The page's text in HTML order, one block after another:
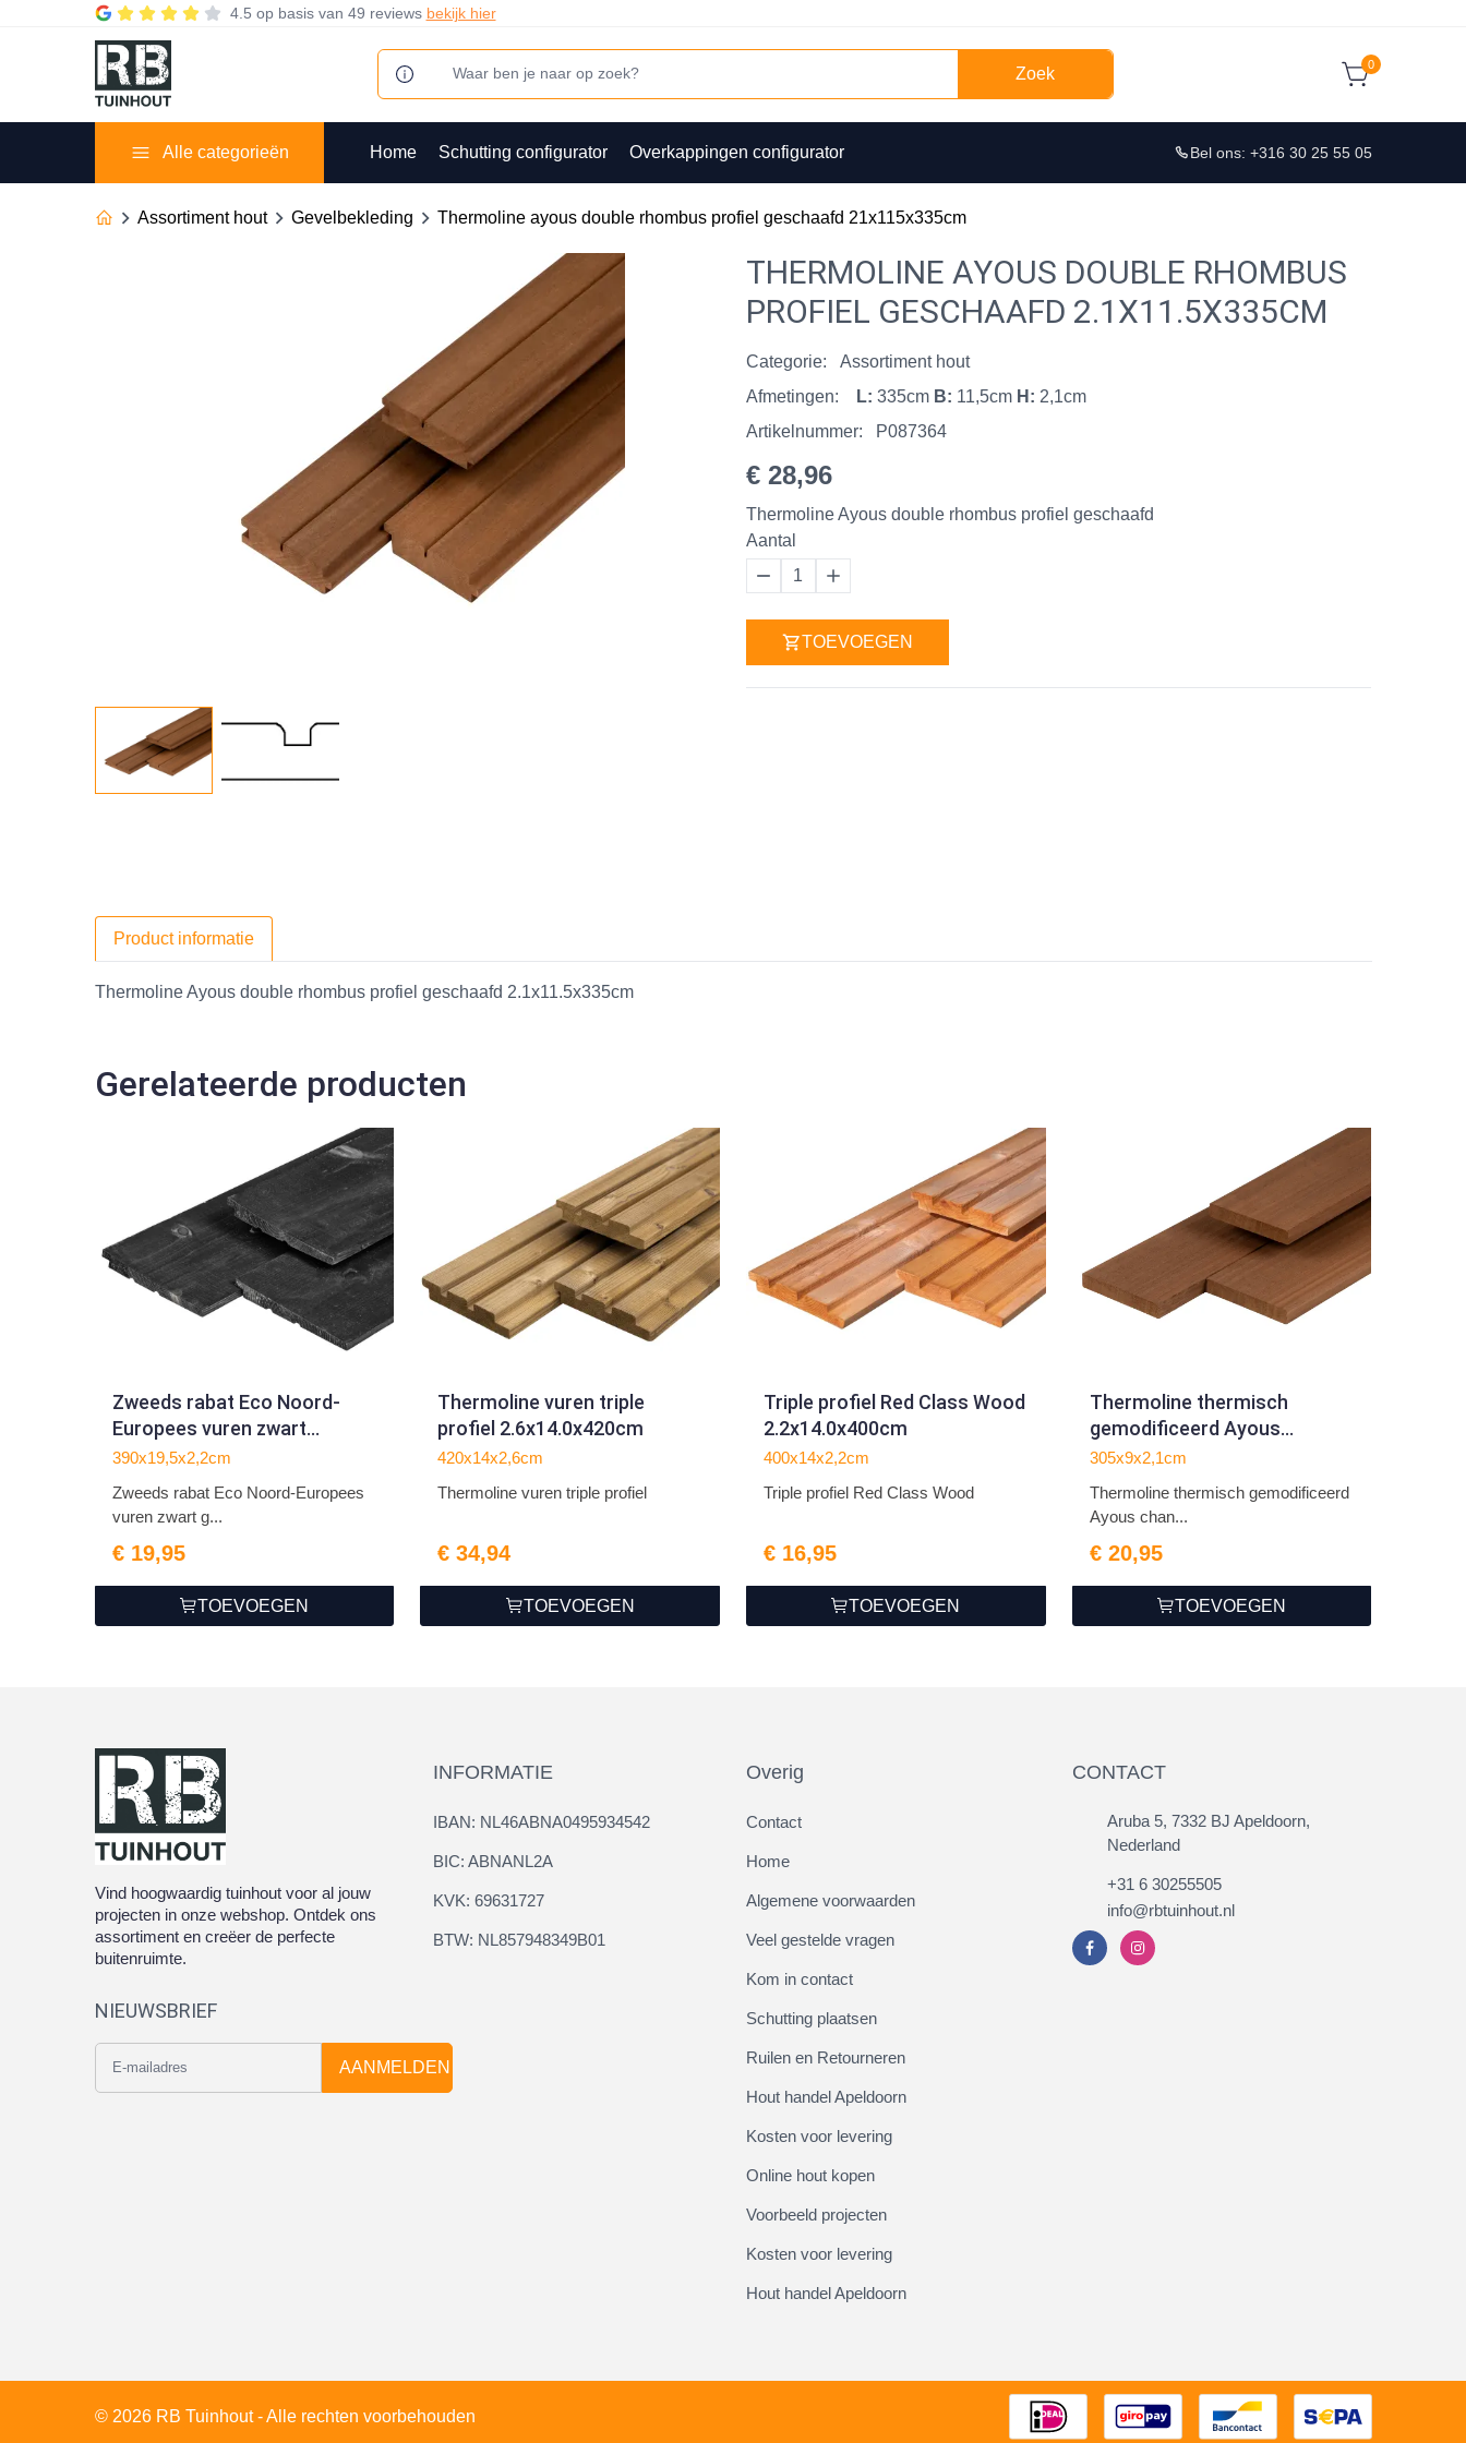
4.5 op basis van 49 reviews bekijk hier
Zoek 0
Alle categorieën Home Schutting configurator Overkappingen configurator Bel ons: +316 30 25 55 05
Assortiment hout Gevelbekleding Thermoline ayous double rhombus profiel geschaafd 21x115x335cm
THERMOLINE AYOUS DOUBLE RHOMBUS
PROFIEL GESCHAAFD 2.1X11.5X335CM
Categorie:
Assortiment hout
Afmetingen:
L: 335cm B: 11,5cm H: 2,1cm
Artikelnummer:
P087364
€ 28,96
Thermoline Ayous double rhombus profiel geschaafd
Aantal
1
TOEVOEGEN
Product informatie
Thermoline Ayous double rhombus profiel geschaafd 2.1x11.5x335cm
Gerelateerde producten
Zweeds rabat Eco Noord-
Europees vuren zwart
gespoten
390x19,5x2,2cm
Zweeds rabat Eco Noord-Europees
vuren zwart g...
€ 19,95
TOEVOEGEN
Thermoline vuren triple
profiel 2.6x14.0x420cm
420x14x2,6cm
Thermoline vuren triple profiel
€ 34,94
TOEVOEGEN
Triple profiel Red Class Wood
2.2x14.0x400cm
400x14x2,2cm
Triple profiel Red Class Wood
€ 16,95
TOEVOEGEN
Thermoline thermisch
gemodificeerd Ayous
channelsiding 2,1 x 9,0 x 305
305x9x2,1cm
Thermoline thermisch gemodificeerd
Ayous chan...
€ 20,95
TOEVOEGEN
Vind hoogwaardig tuinhout voor al jouw
projecten in onze webshop. Ontdek ons
assortiment en creëer de perfecte
buitenruimte.
NIEUWSBRIEF
AANMELDEN
INFORMATIE
IBAN: NL46ABNA0495934542
BIC: ABNANL2A
KVK: 69631727
BTW: NL857948349B01
Overig
Contact
Home
Algemene voorwaarden
Veel gestelde vragen
Kom in contact
Schutting plaatsen
Ruilen en Retourneren
Hout handel Apeldoorn
Kosten voor levering
Online hout kopen
Voorbeeld projecten
Kosten voor levering
Hout handel Apeldoorn
CONTACT
Aruba 5, 7332 BJ Apeldoorn,
Nederland
+31 6 30255505
info@rbtuinhout.nl
© 2026 RB Tuinhout - Alle rechten voorbehouden